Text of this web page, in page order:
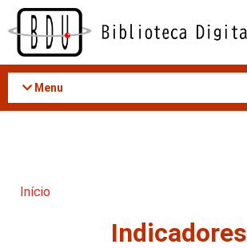
Acessar
conteúdo
Menu
Início
Indicadores